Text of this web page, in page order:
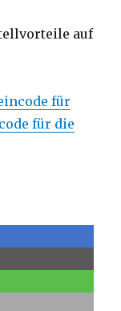
auf
für
für die